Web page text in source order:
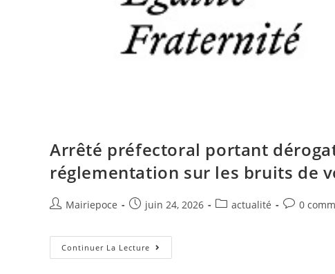
Arrêté préfectoral portant
réglementation sur les bruits de
Mairiepoce juin 24, 2026 actualité 0
Continuer La Lecture